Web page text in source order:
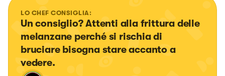
LO CHEF CONSIGLIA:
Un consiglio? Attenti alla frittura delle
melanzane perché si rischia di
bruciare bisogna stare accanto a
vedere.